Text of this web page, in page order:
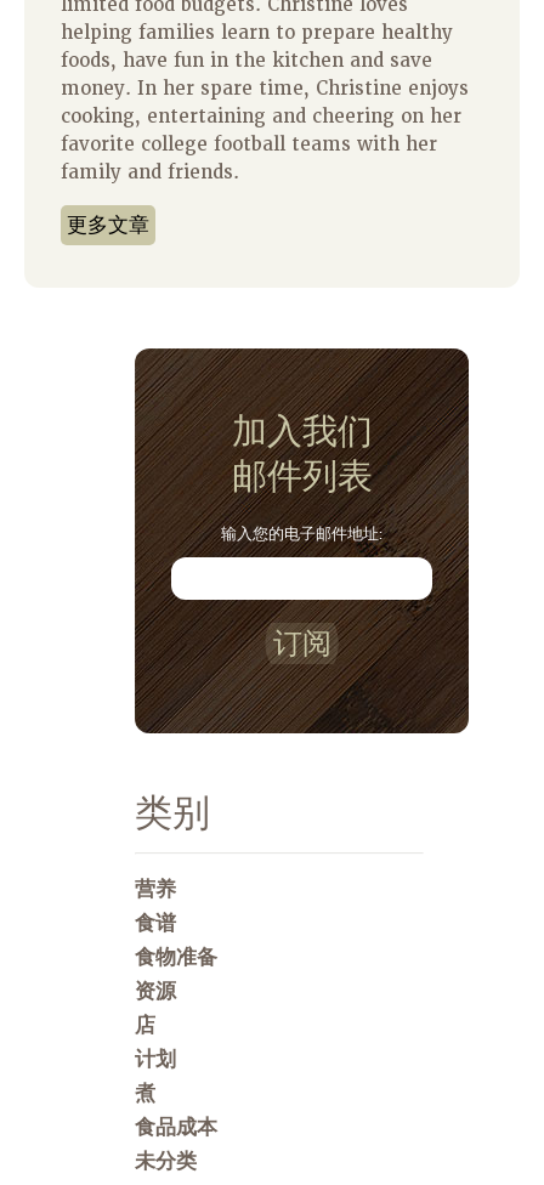
limited food budgets. Christine loves
helping families learn to prepare healthy
foods, have fun in the kitchen and save
money. In her spare time, Christine enjoys
cooking, entertaining and cheering on her
favorite college football teams with her
family and friends.
更多文章
加入我们
邮件列表
输入您的电子邮件地址:
订阅
类别
营养
食谱
食物准备
资源
店
计划
煮
食品成本
未分类